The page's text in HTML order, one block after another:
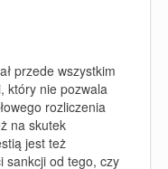
przede wszystkim
który nie pozwala
rozliczenia
na skutek
jest też
sankcji od tego, czy